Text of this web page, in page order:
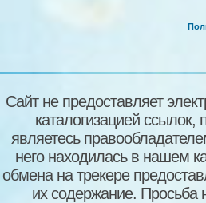
Сайт не предоставляет
каталогизацией
являетесь
него находилась в нашем
обмена на трекере
их содержание.